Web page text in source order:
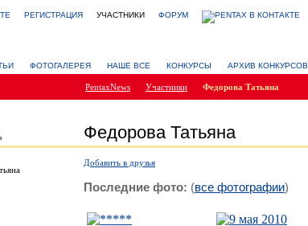
РЕГИСТРАЦИЯ УЧАСТНИКИ
ФОРУМ
ФОТОГАЛЕРЕЯ НАШЕ ВСЕ КОНКУРСЫ АРХИВ КОНКУРСОВ
PentaxNews Участники Федорова Татьяна
Федорова Татьяна
Добавить в друзья
Последние фото: (все фотографии)